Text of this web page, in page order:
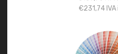
€231,74IVA